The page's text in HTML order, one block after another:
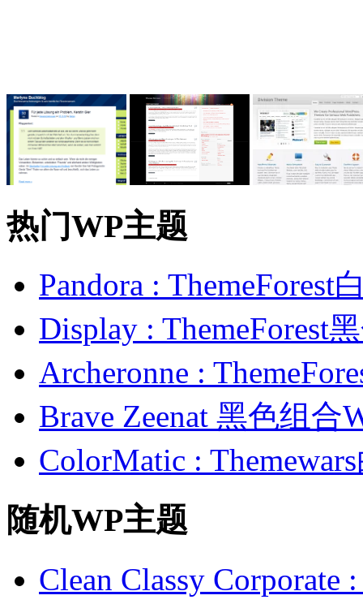
热门WP主题
Pandora : ThemeForest
Display : ThemeForest
Archeronne :
Brave Zeenat 黑色组合
ColorMatic :
随机WP主题
Clean Classy